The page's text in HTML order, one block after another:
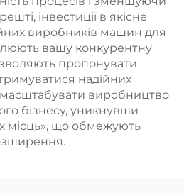
інвестиції в якісне
виробників машин для
вашу конкурентну
пропонувати
надійних
масштабувати виробництво
бізнесу, уникнувши
місць», що обмежують